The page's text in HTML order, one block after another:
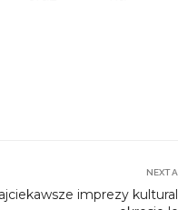
NEXT
imprezy